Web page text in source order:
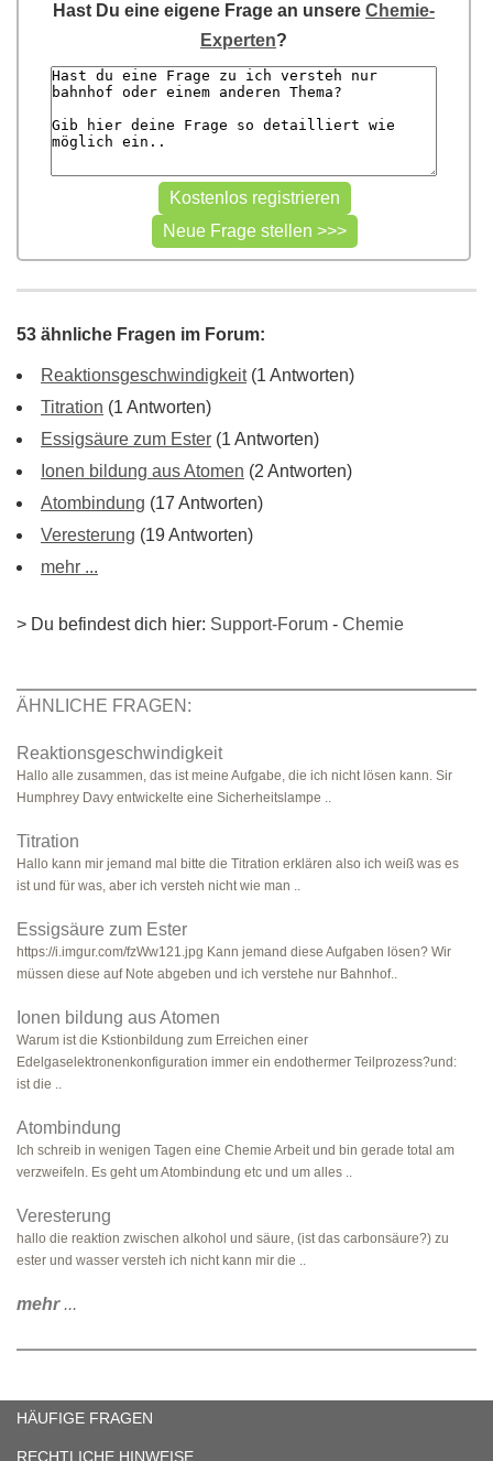
Hast Du eine eigene Frage an unsere Chemie-
Experten?
53 ähnliche Fragen im Forum:
Reaktionsgeschwindigkeit(1 Antworten)
Titration (1 Antworten)
Essigsäure zum Ester (1 Antworten)
Ionen bildung aus Atomen (2 Antworten)
Atombindung (17 Antworten)
Veresterung (19 Antworten)
mehr ...
> Du befindest dich hier: Support-Forum - Chemie
ÄHNLICHE FRAGEN:
Reaktionsgeschwindigkeit
Hallo alle zusammen, das ist meine Aufgabe, die ich nicht lösen kann. Sir
Humphrey Davy entwickelte eine Sicherheitslampe ..
Titration
Hallo kann mir jemand mal bitte die Titration erklären also ich weiß was es
ist und für was, aber ich versteh nicht wie man ..
Essigsäure zum Ester
https://i.imgur.com/fzWw121.jpg Kann jemand diese Aufgaben lösen? Wir
müssen diese auf Note abgeben und ich verstehe nur Bahnhof..
Ionen bildung aus Atomen
Warum ist die Kstionbildung zum Erreichen einer
Edelgaselektronenkonfiguration immer ein endothermer Teilprozess?und:
ist die ..
Atombindung
Ich schreib in wenigen Tagen eine Chemie Arbeit und bin gerade total am
verzweifeln. Es geht um Atombindung etc und um alles ..
Veresterung
hallo die reaktion zwischen alkohol und säure, (ist das carbonsäure?) zu
ester und wasser versteh ich nicht kann mir die ..
mehr...
HÄUFIGE FRAGEN
RECHTLICHE HINWEISE